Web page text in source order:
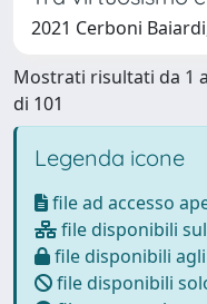
2021 Cerboni
Mostrati risultati da 1
di 101
Legenda icone
file ad accesso
file disponibili
file disponibili
file disponibili